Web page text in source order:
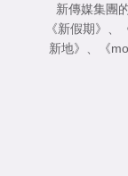
新傳媒集團
《新假期》
新地》
《